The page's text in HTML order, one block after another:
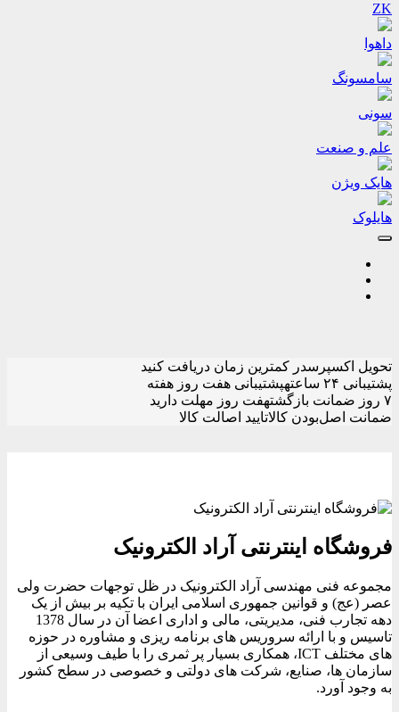
ZK
داهوا
سامسونگ
سونی
علم و صنعت
هایک ویژن
هایلوک
تحویل اکسپرسدر کمترین زمان دریافت کنید
پشتیبانی ۲۴ ساعته
پشتیبانی هفت روز هفته
۷ روز ضمانت بازگشت
هفت روز مهلت دارید
ضمانت اصل‌بودن کالاتایید اصالت کالا
فروشگاه اینترنتی آراد الکترونیک
مجموعه فنی مهندسی آراد الکترونیک در ظل توجهات حضرت ولی
عصر (عج) و قوانین جمهوری اسلامی ایران با تکیه بر بیش از یک
دهه تجارب فنی، مدیریتی، مالی و اداری اعضا آن در سال 1378
تاسیس و با ارائه سروریس های برنامه ریزی و مشاوره در حوزه
های مختلف ICT، همکاری بسیار پر ثمری را با طیف وسیعی از
سازمان ها، صنایع، شرکت های دولتی و خصوصی در سطح کشور
به وجود آورد.